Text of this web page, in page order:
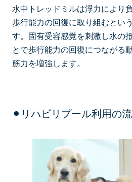
水中トレッドミルは浮力により
歩行能力の回復に取り組むとい
す。固有受容感覚を刺激し水の
とで歩行能力の回復につながる
筋力を増強します。
⚫︎リハビリプール利用の